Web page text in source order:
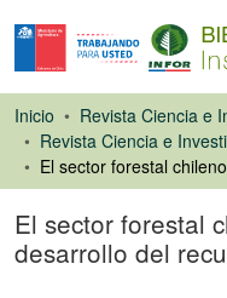
Inicio
El sector forestal
desarrollo del